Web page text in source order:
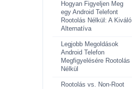
Hogyan Figyeljen Meg
egy Android Telefont
Rootolás Nélkül: A Kiváló
Alternatíva
Legjobb Megoldások
Android Telefon
Megfigyelésére Rootolás
Nélkül
Rootolás vs. Non-Root